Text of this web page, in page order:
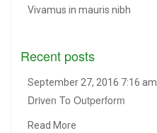
Vivamus in mauris nibh
Recent posts
September 27, 2016 7:16 am
Driven To Outperform
Read More